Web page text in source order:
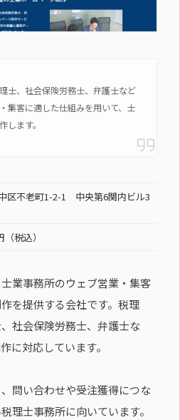
士、社会保険労務士、弁護士など
集客に適した仕組みを用いて、士
します。
区不老町1-2-1 中央第6関内ビル3
税込）
業事務所のウェブ営業・集客
を提供する会社です。税理
社会保険労務士、弁護士な
に対応しています。
問い合わせや受注獲得につな
理士事務所に向いています。